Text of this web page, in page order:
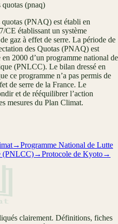
quotas (pnaq)
(PNAQ) est établi en
CE établissant un système
gaz à effet de serre. La période de
des Quotas (PNAQ) est
2000 d’un programme national de
(PNLCC). Le bilan dressé en
ce programme n’a pas permis de
de serre de la France. Le
et de rééquilibrer l’action
mesures du Plan Climat.
→Programme National de Lutte
(PNLCC)→Protocole de Kyoto→
clairement. Définitions, fiches